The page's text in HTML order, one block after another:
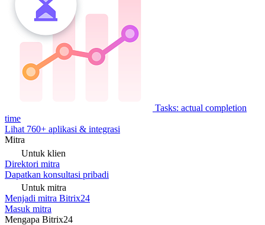
Tasks: actual completion
time
Lihat 760+ aplikasi & integrasi
Mitra
Untuk klien
Direktori mitra
Dapatkan konsultasi pribadi
Untuk mitra
Menjadi mitra Bitrix24
Masuk mitra
Mengapa Bitrix24